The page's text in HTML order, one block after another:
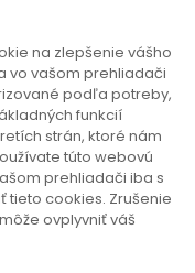
na zlepšenie vášho
vo vašom prehliadači
podľa potreby,
funkcií
strán, ktoré nám
túto webovú
prehliadači iba s
tieto cookies. Zrušenie
ovplyvniť váš